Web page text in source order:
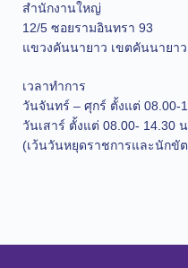
สำนักงานใหญ่
12/5 ซอยรามอินทรา 93
แขวงคันนายาว เขตคันนายาว
เวลาทำการ
วันจันทร์ – ศุกร์ ตั้งแต่ 08.00-
วันเสาร์ ตั้งแต่ 08.00- 14.30 น.
(เว้นวันหยุดราชการและนักขั